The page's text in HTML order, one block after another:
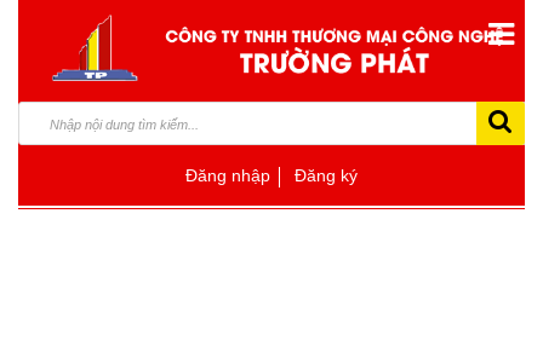
Đăng nhập Đăng ký